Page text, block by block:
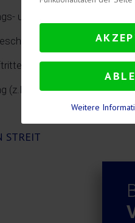
und Serviceverträgen
(AGB)
(E-Commerce)
(z.B. Investitionsverträge,
Weitere